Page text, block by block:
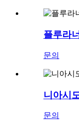
플루라
문의
니아시
문의